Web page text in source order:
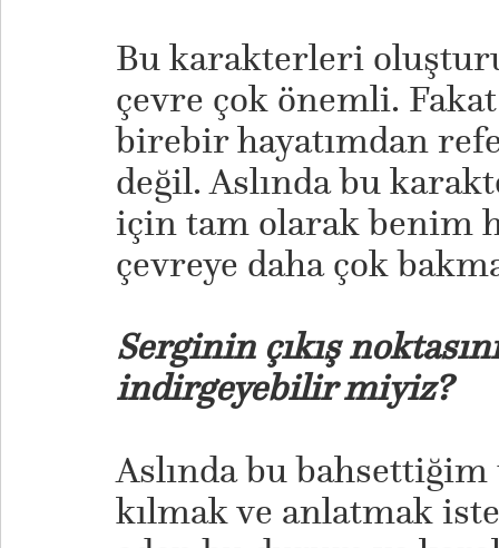
Bu karakterleri
çevre çok önemli.
birebir hayatımdan
değil. Aslında bu
için tam olarak benim
çevreye daha çok
Serginin çıkış
indirgeyebilir miyiz?
Aslında bu
kılmak ve anlatmak